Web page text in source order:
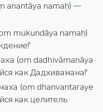
anantāya namaḥ) —
mukundāya namaḥ)
(oṃ dadhivāmanāya
как Дадхивамана!'
(oṃ dhanvantaraye
как целитель